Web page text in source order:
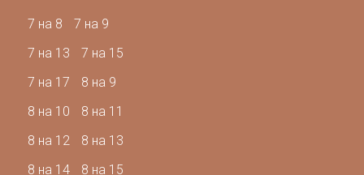
7 на 8
7 на 9
7 на 13
7 на 15
7 на 17
8 на 9
8 на 10
8 на 11
8 на 12
8 на 13
8 на 14
8 на 15